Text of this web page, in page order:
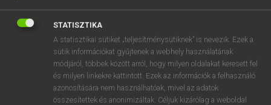
STATISZTIKA
A statisztikai sütiket „teljesítménysütiknek” is nevezik. Ezek a
sütik információkat gyűjtenek a webhely használatának
módjáról, többek között arról, hogy milyen oldalakat keresett fel
és milyen linkekre kattintott. Ezek az információk a felhasználó
azonosítására nem használhatóak, mivel az adatok
összesítettek és anonimizáltak. Céljuk kizárólag a weboldal